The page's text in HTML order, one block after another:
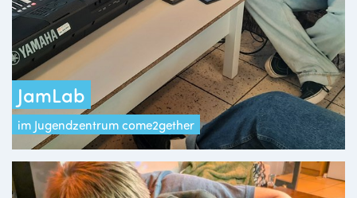
JamLab
im Jugendzentrum come2gether